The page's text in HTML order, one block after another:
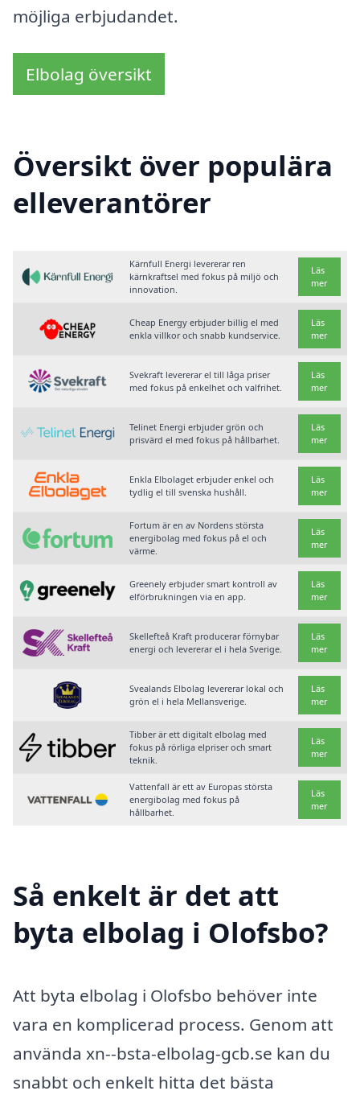
möjliga erbjudandet.
Elbolag översikt
Översikt över populära
elleverantörer
Kärnfull Energi levererar ren
kärnkraftsel med fokus på miljö och
innovation.
Läs
mer
Cheap Energy erbjuder billig el med
enkla villkor och snabb kundservice.
Läs
mer
Svekraft levererar el till låga priser
med fokus på enkelhet och valfrihet.
Läs
mer
Telinet Energi erbjuder grön och
prisvärd el med fokus på hållbarhet.
Läs
mer
Enkla Elbolaget erbjuder enkel och
tydlig el till svenska hushåll.
Läs
mer
Fortum är en av Nordens största
energibolag med fokus på el och
värme.
Läs
mer
Greenely erbjuder smart kontroll av
elförbrukningen via en app.
Läs
mer
Skellefteå Kraft producerar förnybar
energi och levererar el i hela Sverige.
Läs
mer
Svealands Elbolag levererar lokal och
grön el i hela Mellansverige.
Läs
mer
Tibber är ett digitalt elbolag med
fokus på rörliga elpriser och smart
teknik.
Läs
mer
Vattenfall är ett av Europas största
energibolag med fokus på
hållbarhet.
Läs
mer
Så enkelt är det att
byta elbolag i Olofsbo?
Att byta elbolag i Olofsbo behöver inte
vara en komplicerad process. Genom att
använda xn--bsta-elbolag-gcb.se kan du
snabbt och enkelt hitta det bästa